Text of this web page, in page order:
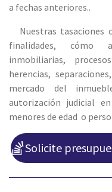
a fechas anteriores..
Nuestras tasaciones
finalidades, cómo
inmobiliarias,
herencias,
mercado del
autorización judicial
menores de edad o
Solicite